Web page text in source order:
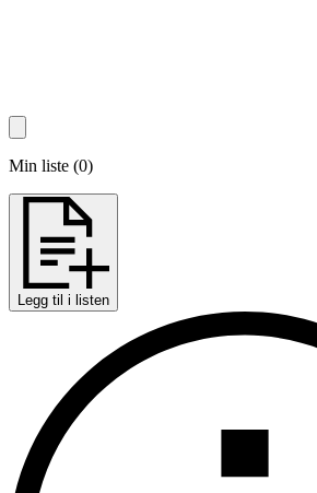
Min liste (0)
Legg til i listen